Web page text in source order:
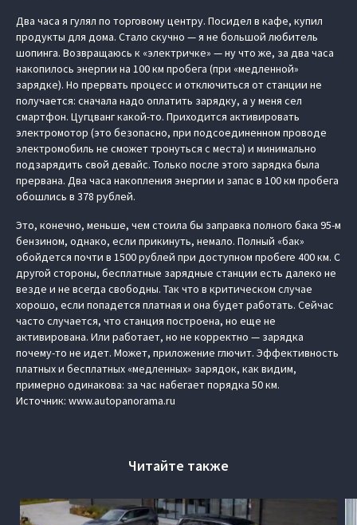
Два часа я гулял по торговому центру. Посидел в кафе, купил
продукты для дома. Стало скучно — я не большой любитель
шопинга. Возвращаюсь к «электричке» — ну что же, за два часа
накопилось энергии на 100 км пробега (при «медленной»
зарядке). Но прервать процесс и отключиться от станции не
получается: сначала надо оплатить зарядку, а у меня сел
смартфон. Цугцванг какой-то. Приходится активировать
электромотор (это безопасно, при подсоединенном проводе
электромобиль не сможет тронуться с места) и минимально
подзарядить свой девайс. Только после этого зарядка была
прервана. Два часа накопления энергии и запас в 100 км пробега
обошлись в 378 рублей.
Это, конечно, меньше, чем стоила бы заправка полного бака 95‑м
бензином, однако, если прикинуть, немало. Полный «бак»
обойдется почти в 1500 рублей при доступном пробеге 400 км. С
другой стороны, бесплатные зарядные станции есть далеко не
везде и не всегда свободны. Так что в критическом случае
хорошо, если попадется платная и она будет работать. Сейчас
часто случается, что станция построена, но еще не
активирована. Или работает, но не корректно — зарядка
почему-то не идет. Может, приложение глючит. Эффективность
платных и бесплатных «медленных» зарядок, как видим,
примерно одинакова: за час набегает порядка 50 км.
Источник: www.autopanorama.ru
Читайте также